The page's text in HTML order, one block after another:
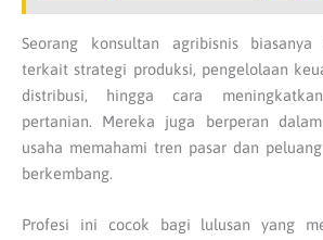
Seorang konsultan agribisnis biasanya
terkait strategi produksi, pengelolaan
distribusi, hingga cara
pertanian. Mereka juga berperan
usaha memahami tren pasar dan
berkembang.
Profesi ini cocok bagi lulusan yang